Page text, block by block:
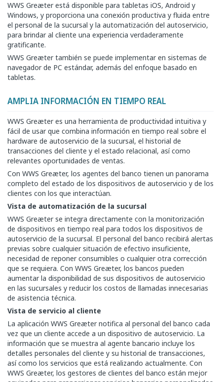
WWS Greæter está disponible para tabletas iOS, Android y
Windows, y proporciona una conexión productiva y fluida entre
el personal de la sucursal y la automatización del autoservicio,
para brindar al cliente una experiencia verdaderamente
gratificante.
WWS Greæter también se puede implementar en sistemas de
navegador de PC estándar, además del enfoque basado en
tabletas.
AMPLIA INFORMACIÓN EN TIEMPO REAL
WWS Greæter es una herramienta de productividad intuitiva y
fácil de usar que combina información en tiempo real sobre el
hardware de autoservicio de la sucursal, el historial de
transacciones del cliente y el estado relacional, así como
relevantes oportunidades de ventas.
Con WWS Greæter, los agentes del banco tienen un panorama
completo del estado de los dispositivos de autoservicio y de los
clientes con los que interactúan.
Vista de automatización de la sucursal
WWS Greæter se integra directamente con la monitorización
de dispositivos en tiempo real para todos los dispositivos de
autoservicio de la sucursal. El personal del banco recibirá alertas
previas sobre cualquier situación de efectivo insuficiente,
necesidad de reponer consumibles o cualquier otra corrección
que se requiera. Con WWS Greæter, los bancos pueden
aumentar la disponibilidad de sus dispositivos de autoservicio
en las sucursales y reducir los costos de llamadas innecesarias
de asistencia técnica.
Vista de servicio al cliente
La aplicación WWS Greæter notifica al personal del banco cada
vez que un cliente accede a un dispositivo de autoservicio. La
información que se muestra al agente bancario incluye los
detalles personales del cliente y su historial de transacciones,
así como los servicios que está realizando actualmente. Con
WWS Greæter, los gestores de clientes del banco están mejor